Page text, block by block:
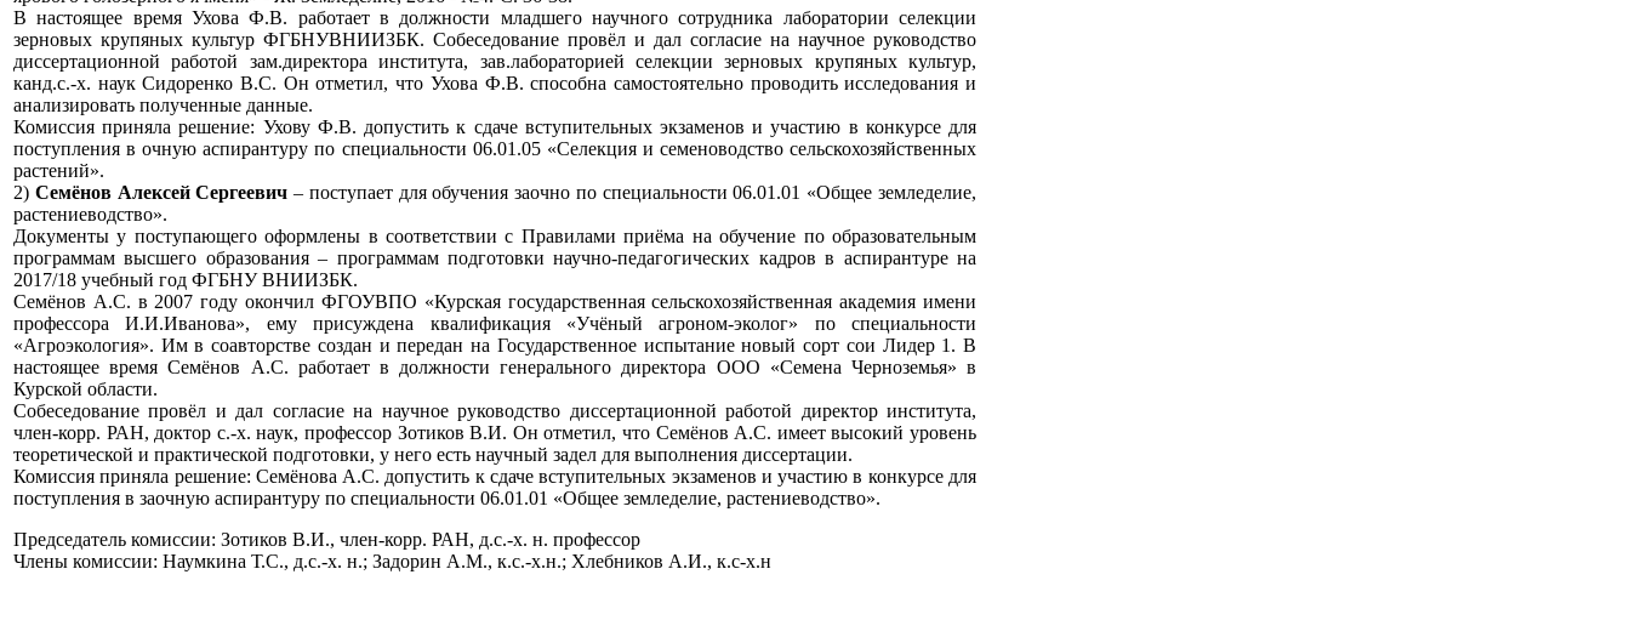
В настоящее время Ухова Ф.В. работает в должности младшего научного сотрудника лаборатории селекции
зерновых крупяных культур ФГБНУВНИИЗБК. Собеседование провёл и дал согласие на научное руководство
диссертационной работой зам.директора института, зав.лабораторией селекции зерновых крупяных культур,
канд.с.-х. наук Сидоренко В.С. Он отметил, что Ухова Ф.В. способна самостоятельно проводить исследования и
анализировать полученные данные.
Комиссия приняла решение: Ухову Ф.В. допустить к сдаче вступительных экзаменов и участию в конкурсе для
поступления в очную аспирантуру по специальности 06.01.05 «Селекция и семеноводство сельскохозяйственных
растений».
2) Семёнов Алексей Сергеевич – поступает для обучения заочно по специальности 06.01.01 «Общее земледелие,
растениеводство».
Документы у поступающего оформлены в соответствии с Правилами приёма на обучение по образовательным
программам высшего образования – программам подготовки научно-педагогических кадров в аспирантуре на
2017/18 учебный год ФГБНУ ВНИИЗБК.
Семёнов А.С. в 2007 году окончил ФГОУВПО «Курская государственная сельскохозяйственная академия имени
профессора И.И.Иванова», ему присуждена квалификация «Учёный агроном-эколог» по специальности
«Агроэкология». Им в соавторстве создан и передан на Государственное испытание новый сорт сои Лидер 1. В
настоящее время Семёнов А.С. работает в должности генерального директора ООО «Семена Черноземья» в
Курской области.
Собеседование провёл и дал согласие на научное руководство диссертационной работой директор института,
член-корр. РАН, доктор с.-х. наук, профессор Зотиков В.И. Он отметил, что Семёнов А.С. имеет высокий уровень
теоретической и практической подготовки, у него есть научный задел для выполнения диссертации.
Комиссия приняла решение: Семёнова А.С. допустить к сдаче вступительных экзаменов и участию в конкурсе для
поступления в заочную аспирантуру по специальности 06.01.01 «Общее земледелие, растениеводство».
Председатель комиссии: Зотиков В.И., член-корр. РАН, д.с.-х. н. профессор
Члены комиссии: Наумкина Т.С., д.с.-х. н.; Задорин А.М., к.с.-х.н.; Хлебников А.И., к.с-х.н